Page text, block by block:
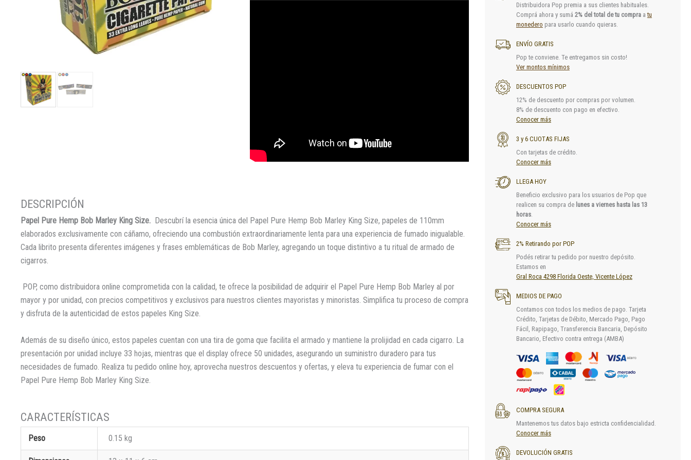
Papel Pure Hemp Bob Marley King Size. Descubrí la esencia única del Papel Pure Hemp Bob Marley King Size, papeles de 110mm
elaborados exclusivamente con cáñamo, ofreciendo una combustión extraordinariamente lenta para una experiencia de fumado inigualable.
Cada librito presenta diferentes imágenes y frases emblemáticas de Bob Marley, agregando un toque distintivo a tu ritual de armado de
cigarros.
POP, como distribuidora online comprometida con la calidad, te ofrece la posibilidad de adquirir el Papel Pure Hemp Bob Marley al por
mayor y por unidad, con precios competitivos y exclusivos para nuestros clientes mayoristas y minoristas. Simplifica tu proceso de compra
y disfruta de la autenticidad de estos papeles King Size.
Además de su diseño único, estos papeles cuentan con una tira de goma que facilita el armado y mantiene la prolijidad en cada cigarro. La
presentación por unidad incluye 33 hojas, mientras que el display ofrece 50 unidades, asegurando un suministro duradero para tus
necesidades de fumado. Realiza tu pedido online hoy, aprovecha nuestros descuentos y ofertas, y eleva tu experiencia de fumar con el
Papel Pure Hemp Bob Marley King Size.
Peso 0.15 kg
Distribuidora Pop premia a sus clientes habituales.
Comprá ahora y sumá 2% del total de tu compraatu
monedero para usarlo cuando quieras.
ENVÍO GRATIS
Pop te conviene. Te entregamos sin costo!
Ver montos mínimos
DESCUENTOS POP
12% de descuento por compras por volumen.
8% de descuento con pago en efectivo.
Conocer más
3 y 6 CUOTAS FIJAS
Con tarjetas de crédito.
Conocer más
LLEGA HOY
Beneficio exclusivo para los usuarios de Pop que
realicen su compra de lunes a viernes hasta las 13
horas.
Conocer más
2% Retirando por POP
Podés retirar tu pedido por nuestro depósito.
Estamos en
Gral Roca 4298 Florida Oeste, Vicente López
MEDIOS DE PAGO
Contamos con todos los medios de pago. Tarjeta
Crédito, Tarjetas de Débito, Mercado Pago, Pago
Fácil, Rapipago, Transferencia Bancaria, Depósito
Bancario, Efectivo contra entrega (AMBA)
COMPRA SEGURA
Mantenemos tus datos bajo estricta confidencialidad.
Conocer más
DEVOLUCIÓN GRATIS